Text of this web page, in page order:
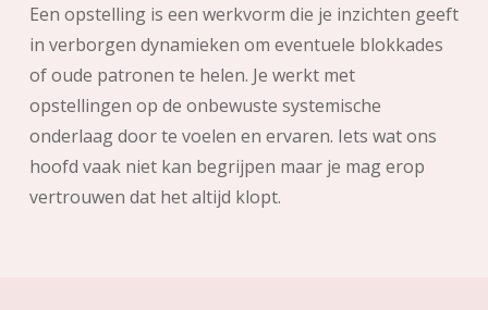
Een opstelling is een werkvorm die je inzichten geeft
in verborgen dynamieken om eventuele blokkades
of oude patronen te helen. Je werkt met
opstellingen op de onbewuste systemische
onderlaag door te voelen en ervaren. Iets wat ons
hoofd vaak niet kan begrijpen maar je mag erop
vertrouwen dat het altijd klopt.